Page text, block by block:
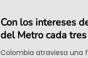
Con los intereses
del Metro cada
Colombia atraviesa una